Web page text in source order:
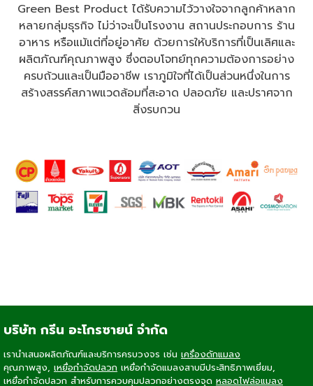
Green Best Product ได้รับความไว้วางใจจากลูกค้าหลาก
หลายกลุ่มธุรกิจ ไม่ว่าจะเป็นโรงงาน สถานประกอบการ ร้าน
อาหาร หรือแม้แต่ที่อยู่อาศัย ด้วยการให้บริการที่เป็นเลิศและ
ผลิตภัณฑ์คุณภาพสูง ซึ่งตอบโจทย์ทุกความต้องการอย่าง
ครบถ้วนและเป็นมืออาชีพ เราภูมิใจที่ได้เป็นส่วนหนึ่งในการ
สร้างสรรค์สภาพแวดล้อมที่สะอาด ปลอดภัย และปราศจาก
สิ่งรบกวน
บริษัท กรีน อะโกรซายน์ จำกัด
เรานำเสนอผลิตภัณฑ์และบริการครบวงจร เช่น เครื่องดักแมลง
คุณภาพสูง, เหยื่อกำจัดปลวก เหยื่อกำจัดแมลงสาบมีประสิทธิภาพเยี่ยม,
เหยื่อกำจัดปลวก สำหรับการควบคุมปลวกอย่างตรงจุด หลอดไฟล่อแมลง